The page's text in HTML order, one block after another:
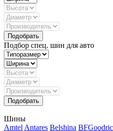
Подбор спец. шин для авто
Шины
AmtelAntares Belshina